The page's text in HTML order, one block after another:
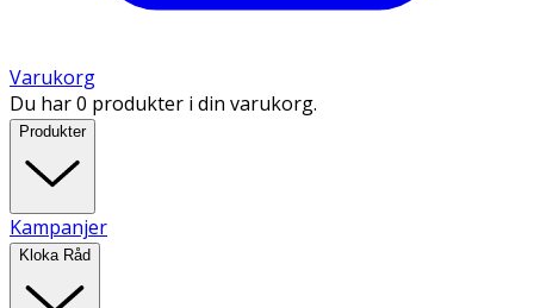
Varukorg
Du har 0 produkter i din varukorg.
Produkter
Kampanjer
Kloka Råd